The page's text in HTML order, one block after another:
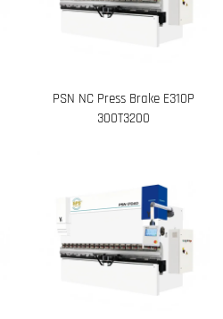
PSN NC Press Brake E310P
300T3200